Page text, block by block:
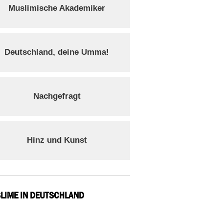
Muslimische Akademiker
Deutschland, deine Umma!
Nachgefragt
Hinz und Kunst
IN DEUTSCHLAND